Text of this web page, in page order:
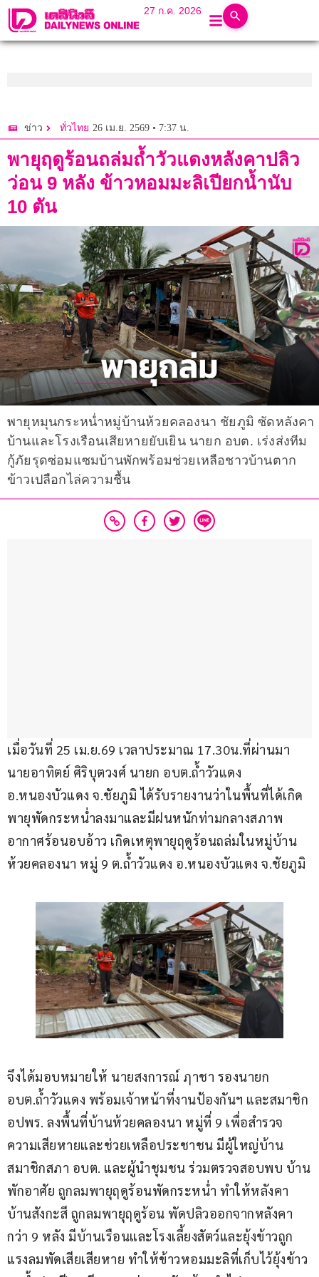
27 ก.ค. 2026
ข่าว ทั่วไทย 26 เม.ย. 2569 • 7:37 น.
พายุฤดูร้อนถล่มถ้ำวัวแดงหลังคาปลิว
ว่อน 9 หลัง ข้าวหอมมะลิเปียกน้ำนับ
10 ตัน
พายุหมุนกระหน่ำหมู่บ้านห้วยคลองนา ชัยภูมิ ซัดหลังคา
บ้านและโรงเรือนเสียหายยับเยิน นายก อบต. เร่งส่งทีม
กู้ภัยรุดซ่อมแซมบ้านพักพร้อมช่วยเหลือชาวบ้านตาก
ข้าวเปลือกไล่ความชื้น
เมื่อวันที่ 25 เม.ย.69 เวลาประมาณ 17.30น.ที่ผ่านมา
นายอาทิตย์ ศิริบุตวงศ์ นายก อบต.ถ้ำวัวแดง
อ.หนองบัวแดง จ.ชัยภูมิ ได้รับรายงานว่าในพื้นที่ได้เกิด
พายุพัดกระหน่ำลงมาและมีฝนหนักท่ามกลางสภาพ
อากาศร้อนอบอ้าว เกิดเหตุพายุฤดูร้อนถล่มในหมู่บ้าน
ห้วยคลองนา หมู่ 9 ต.ถ้ำวัวแดง อ.หนองบัวแดง จ.ชัยภูมิ
จึงได้มอบหมายให้ นายสงการณ์ ฦาชา รองนายก
อบต.ถ้ำวัวแดง พร้อมเจ้าหน้าที่งานป้องกันฯ และสมาชิก
อปพร. ลงพื้นที่บ้านห้วยคลองนา หมู่ที่ 9 เพื่อสำรวจ
ความเสียหายและช่วยเหลือประชาชน มีผู้ใหญ่บ้าน
สมาชิกสภา อบต. และผู้นำชุมชน ร่วมตรวจสอบพบ บ้าน
พักอาศัย ถูกลมพายุฤดูร้อนพัดกระหน่ำ ทำให้หลังคา
บ้านสังกะสี ถูกลมพายุฤดูร้อน พัดปลิวออกจากหลังคา
กว่า 9 หลัง มีบ้านเรือนและโรงเลี้ยงสัตว์และยุ้งข้าวถูก
แรงลมพัดเสียเสียหาย ทำให้ข้าวหอมมะลิที่เก็บไว้ยุ้งข้าว